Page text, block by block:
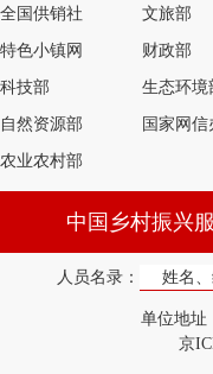
全国供销社 文旅部
特色小镇网 财政部
科技部 生态环境
自然资源部 国家网信
农业农村部
中国乡村振兴
人员名录：
单位地址
京